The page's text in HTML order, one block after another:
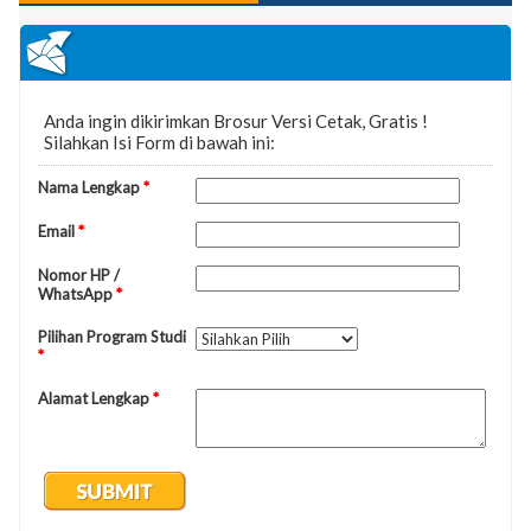
berikut: - Membayar biaya pendaftaran Program
Sarjana (S1) Rp. 150.000,-- Membayar biaya
pendaftaran Program Pascasarjana (S2) Rp. 500.000,-
HERREGISTRASISetelah melakukan pembayaran
Biaya Awal maka calon mahasiswa menyerahkan
berkas Herregistrasi sebagai berikut: Berkas
Pendaftaran adalah: - Scan KTP satu lembar - Scan
KK satu lembar - Softfile Pas Foto Berwarna Untuk
Lulusan SMU/SMK/sederajat: - Scan Ijazah
SMU/SMK/sederajat Asli/fotocopy yang dilegalisir -
Scan Skhun Asli/fotocopy yang dilegalisir Untuk
III/Politeknik/Akademi Asli/fotocopy yang dilegalisir -
Untuk Lulusan Sarjana (S1) - Scan Ijazah Sarjana
(S1) Asli/fotocopy yang dilegalisir - Scan Transkrip
nilai Asli/fotocopy yang dilegalisir Untuk Pindahan -